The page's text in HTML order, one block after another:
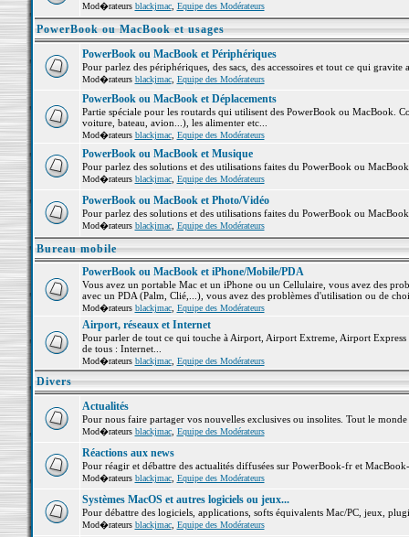
Mod�rateurs blackjmac, Equipe des Modérateurs
PowerBook ou MacBook et usages
PowerBook ou MacBook et Périphériques
Pour parlez des périphériques, des sacs, des accessoires et tout ce qui
Mod�rateurs blackjmac, Equipe des Modérateurs
PowerBook ou MacBook et Déplacements
Partie spéciale pour les routards qui utilisent des PowerBook ou MacBook.
voiture, bateau, avion...), les alimenter etc...
Mod�rateurs blackjmac, Equipe des Modérateurs
PowerBook ou MacBook et Musique
Pour parlez des solutions et des utilisations faites du PowerBook ou
Mod�rateurs blackjmac, Equipe des Modérateurs
PowerBook ou MacBook et Photo/Vidéo
Pour parlez des solutions et des utilisations faites du PowerBook ou
Mod�rateurs blackjmac, Equipe des Modérateurs
Bureau mobile
PowerBook ou MacBook et iPhone/Mobile/PDA
Vous avez un portable Mac et un iPhone ou un Cellulaire, vous avez des
avec un PDA (Palm, Clié,...), vous avez des problèmes d'utilisation ou de
Mod�rateurs blackjmac, Equipe des Modérateurs
Airport, réseaux et Internet
Pour parler de tout ce qui touche à Airport, Airport Extreme, Airport
de tous : Internet...
Mod�rateurs blackjmac, Equipe des Modérateurs
Divers
Actualités
Pour nous faire partager vos nouvelles exclusives ou insolites. Tout le
Mod�rateurs blackjmac, Equipe des Modérateurs
Réactions aux news
Pour réagir et débattre des actualités diffusées sur PowerBook-fr et
Mod�rateurs blackjmac, Equipe des Modérateurs
Systèmes MacOS et autres logiciels ou jeux...
Pour débattre des logiciels, applications, softs équivalents Mac/PC, jeux,
Mod�rateurs blackjmac, Equipe des Modérateurs